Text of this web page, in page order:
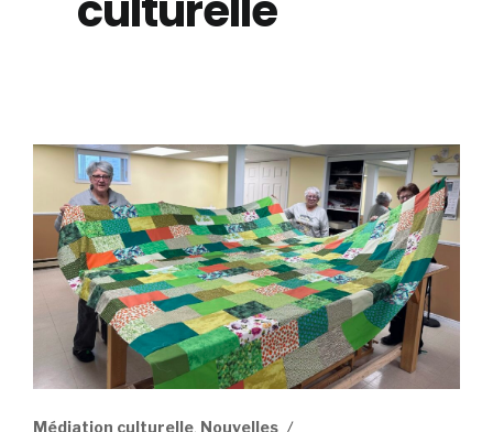
Médiation culturelle, Nouvelles